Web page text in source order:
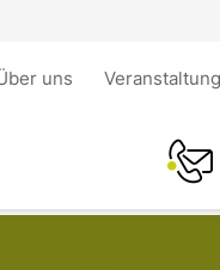
uns